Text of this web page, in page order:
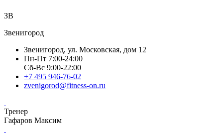
ЗВ
Звенигород
Звенигород, ул. Московская, дом 12
Пн-Пт 7:00-24:00
Сб-Вс 9:00-22:00
+7 495 946-76-02
zvenigorod@fitness-on.ru
Тренер
Гафаров Максим